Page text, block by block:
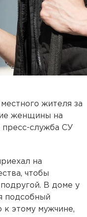
жителя за
женщины на
пресс-служба СУ
на
чтобы
подругой. В доме у
подсобный
к этому мужчине,